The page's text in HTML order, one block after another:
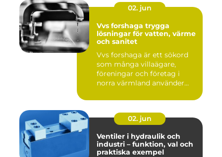
02. jun
Vvs forshaga trygga
lösningar för vatten, värme
och sanitet
Vvs forshaga är ett sökord
som många villaägare,
föreningar och företag i
norra värmland använder
02. jun
Ventiler i hydraulik och
industri – funktion, val och
praktiska exempel